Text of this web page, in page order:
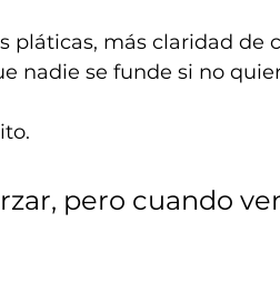
pláticas, más claridad
nadie se funde si no
pero cuando